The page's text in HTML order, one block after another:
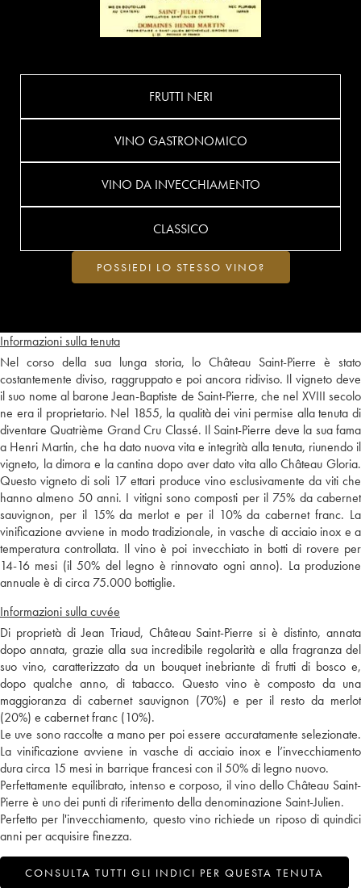
Informazioni sulla tenuta
Nel corso della sua lunga storia, lo Château Saint-Pierre è stato
costantemente diviso, raggruppato e poi ancora ridiviso. Il vigneto deve
il suo nome al barone Jean-Baptiste de Saint-Pierre, che nel XVIII secolo
ne era il proprietario. Nel 1855, la qualità dei vini permise alla tenuta di
diventare Quatrième Grand Cru Classé. Il Saint-Pierre deve la sua fama
a Henri Martin, che ha dato nuova vita e integrità alla tenuta, riunendo il
vigneto, la dimora e la cantina dopo aver dato vita allo Château Gloria.
Questo vigneto di soli 17 ettari produce vino esclusivamente da viti che
hanno almeno 50 anni. I vitigni sono composti per il 75% da cabernet
sauvignon, per il 15% da merlot e per il 10% da cabernet franc. La
vinificazione avviene in modo tradizionale, in vasche di acciaio inox e a
temperatura controllata. Il vino è poi invecchiato in botti di rovere per
14-16 mesi (il 50% del legno è rinnovato ogni anno). La produzione
annuale è di circa 75.000 bottiglie.
Informazioni sulla cuvée
Di proprietà di Jean Triaud, Château Saint-Pierre si è distinto, annata
dopo annata, grazie alla sua incredibile regolarità e alla fragranza del
suo vino, caratterizzato da un bouquet inebriante di frutti di bosco e,
dopo qualche anno, di tabacco. Questo vino è composto da una
maggioranza di cabernet sauvignon (70%) e per il resto da merlot
(20%) e cabernet franc (10%).
Le uve sono raccolte a mano per poi essere accuratamente selezionate.
La vinificazione avviene in vasche di acciaio inox e l’invecchiamento
dura circa 15 mesi in barrique francesi con il 50% di legno nuovo.
Perfettamente equilibrato, intenso e corposo, il vino dello Château Saint-
Pierre è uno dei punti di riferimento della denominazione Saint-Julien.
Perfetto per l'invecchiamento, questo vino richiede un riposo di quindici
anni per acquisire finezza.
CONSULTA TUTTI GLI INDICI PER QUESTA TENUTA
FRUTTI NERI
VINO GASTRONOMICO
VINO DA INVECCHIAMENTO
CLASSICO
POSSIEDI LO STESSO VINO?